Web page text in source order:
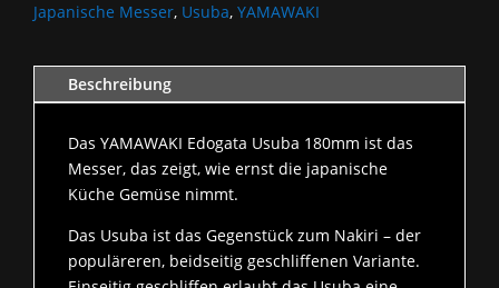
Japanische Messer, Usuba, YAMAWAKI
Beschreibung
Das YAMAWAKI Edogata Usuba 180mm ist das
Messer, das zeigt, wie ernst die japanische
Küche Gemüse nimmt.
Das Usuba ist das Gegenstück zum Nakiri – der
populäreren, beidseitig geschliffenen Variante.